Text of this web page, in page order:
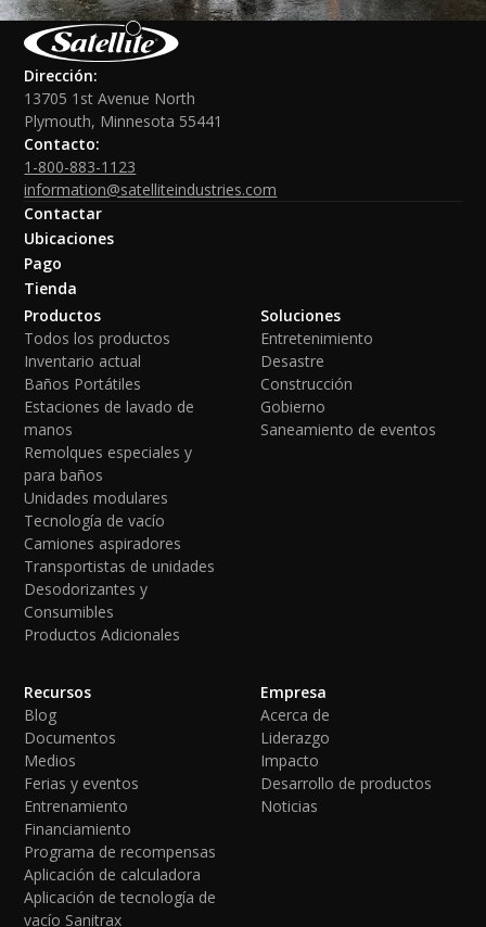
Dirección:
13705 1st Avenue North
Plymouth, Minnesota 55441
Contacto:
1-800-883-1123
information@satelliteindustries.com
Contactar
Ubicaciones
Pago
Tienda
Productos
Todos los productos
Inventario actual
Baños Portátiles
Estaciones de lavado de
manos
Remolques especiales y
para baños
Unidades modulares
Tecnología de vacío
Camiones aspiradores
Transportistas de unidades
Desodorizantes y
Consumibles
Productos Adicionales
Soluciones
Entretenimiento
Desastre
Construcción
Gobierno
Saneamiento de eventos
Recursos
Blog
Documentos
Medios
Ferias y eventos
Entrenamiento
Financiamiento
Programa de recompensas
Aplicación de calculadora
Aplicación de tecnología de
vacío Sanitrax
Empresa
Acerca de
Liderazgo
Impacto
Desarrollo de productos
Noticias